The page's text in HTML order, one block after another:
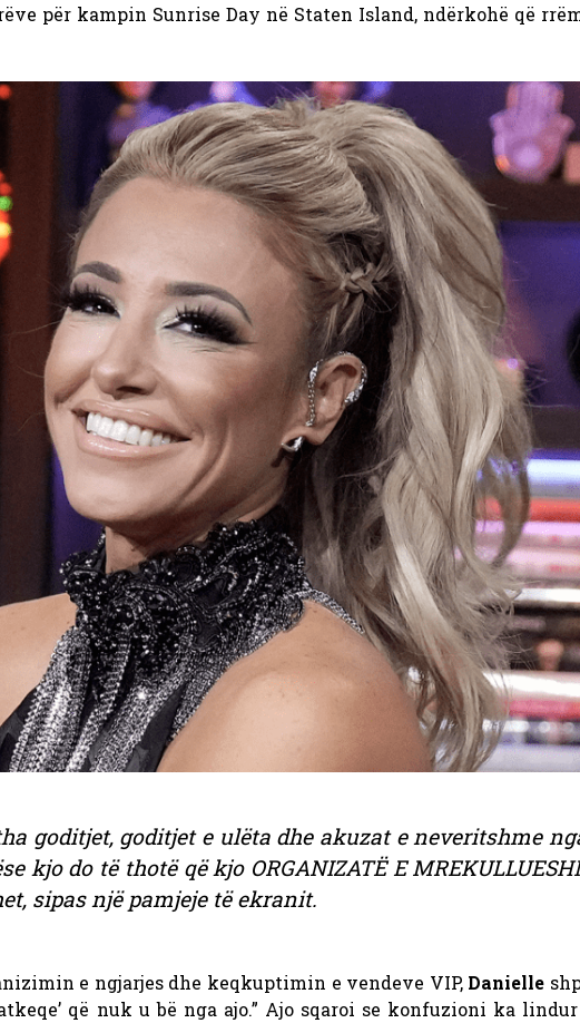
për kampin Sunrise Day në Staten Island, ndërkohë që
goditjet, goditjet e ulëta dhe akuzat e neveritshme
kjo do të thotë që kjo ORGANIZATË E
sipas një pamjeje të ekranit.
e ngjarjes dhe keqkuptimin e vendeve VIP, Danielle
që nuk u bë nga ajo.” Ajo sqaroi se konfuzioni ka